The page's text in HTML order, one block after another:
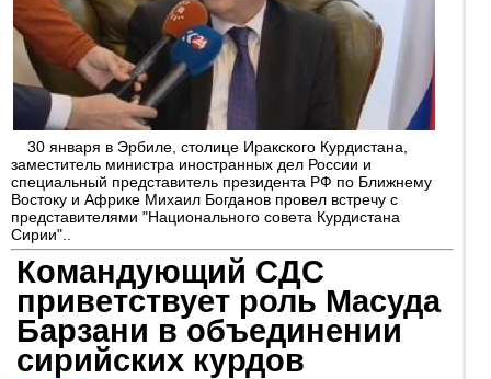
30 января в Эрбиле, столице Иракского Курдистана,
заместитель министра иностранных дел России и
специальный представитель президента РФ по Ближнему
Востоку и Африке Михаил Богданов провел встречу с
представителями "Национального совета Курдистана
Сирии"..
Командующий СДС
приветствует роль Масуда
Барзани в объединении
сирийских курдов